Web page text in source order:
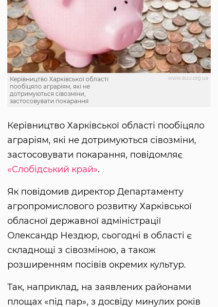
www.auu.org.ua
Керівництво Харківської області
пообіцяло аграріям, які не
дотримуються сівозміни,
застосовувати покарання
Керівництво Харківської області пообіцяло
аграріям, які не дотримуються сівозміни,
застосовувати покарання, повідомляє
«Слобідський край».
Як повідомив директор Департаменту
агропромислового розвитку Харківської
обласної державної адміністрації
Олександр Нездюр, сьогодні в області є
складнощі з сівозміною, а також
розширенням посівів окремих культур.
Так, наприклад, на заявлених районами
площах «під пар», з досвіду минулих років